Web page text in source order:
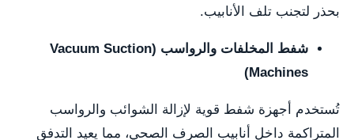
بحذر لتجنب تلف الأنابيب.
شفط المخلفات والرواسب (Vacuum Suction
Machines)
تُستخدم أجهزة شفط قوية لإزالة الشوائب والرواسب
المتراكمة داخل أنابيب الصرف الصحي، مما يعيد التدفق